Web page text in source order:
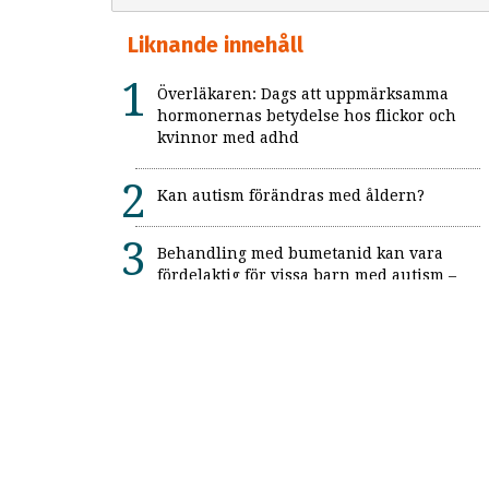
Liknande innehåll
Överläkaren: Dags att uppmärksamma
hormonernas betydelse hos flickor och
kvinnor med adhd
Kan autism förändras med åldern?
Behandling med bumetanid kan vara
fördelaktig för vissa barn med autism –